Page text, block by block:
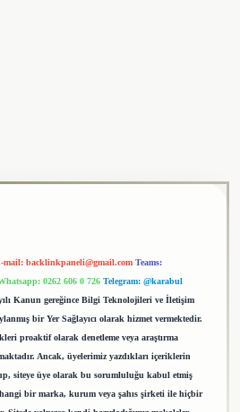
mail: backlinkpaneli@gmail.com Teams:
0262 606 0 726 Telegram: @karabul
Kanun gereğince Bilgi Teknolojileri ve İletişim
bir Yer Sağlayıcı olarak hizmet vermektedir.
proaktif olarak denetleme veya araştırma
Ancak, üyelerimiz yazdıkları içeriklerin
siteye üye olarak bu sorumluluğu kabul etmiş
bir marka, kurum veya şahıs şirketi ile hiçbir